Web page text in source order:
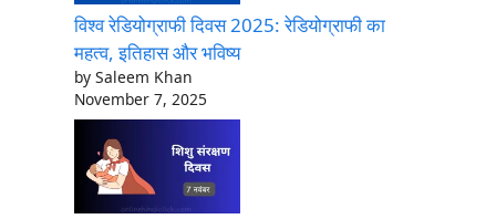
विश्व रेडियोग्राफी दिवस 2025: रेडियोग्राफी का
महत्व, इतिहास और भविष्य
by Saleem Khan
November 7, 2025